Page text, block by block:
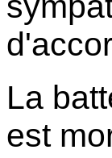
La
est